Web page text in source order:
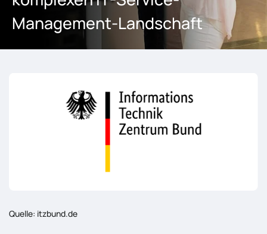
Management-Landschaft
Quelle: itzbund.de